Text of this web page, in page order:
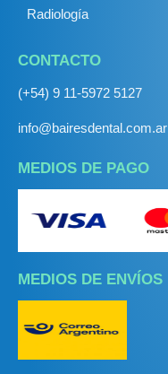
Radiología
CONTACTO
(+54) 9 11-5972 5127
info@bairesdental.com.ar
MEDIOS DE PAGO
MEDIOS DE ENVÍOS